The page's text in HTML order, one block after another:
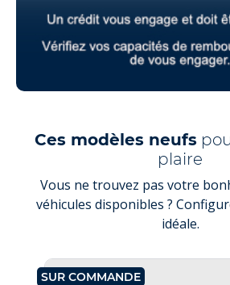
Ces modèles neufs
plaire
Vous ne trouvez pas votre
véhicules disponibles ?
idéale.
SUR COMMANDE